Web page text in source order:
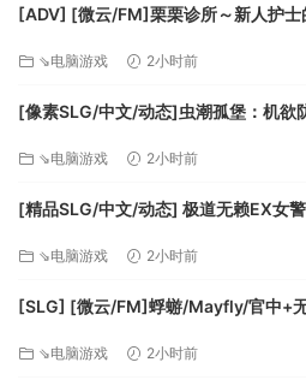
[ADV] [微云/FM]栗栗诊所～新人护士的养成方法～/くりくりクリ
⇘电脑游戏 2小时前
[像素SLG/中文/动态]虫潮孤堡：机欲
⇘电脑游戏 2小时前
[精品SLG/中文/动态] 极道无赖EX女
⇘电脑游戏 2小时前
[SLG] [微云/FM]蜉蝣/Mayfly/官
⇘电脑游戏 2小时前